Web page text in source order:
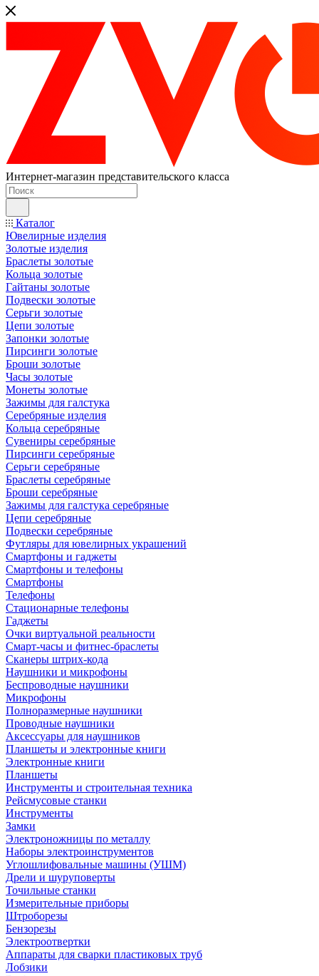
Интернет-магазин представительского класса
Каталог
Ювелирные изделия
Золотые изделия
Браслеты золотые
Кольца золотые
Гайтаны золотые
Подвески золотые
Серьги золотые
Цепи золотые
Запонки золотые
Пирсинги золотые
Броши золотые
Часы золотые
Монеты золотые
Зажимы для галстука
Серебряные изделия
Кольца серебряные
Сувениры серебряные
Пирсинги серебряные
Серьги серебряные
Браслеты серебряные
Броши серебряные
Зажимы для галстука серебряные
Цепи серебряные
Подвески серебряные
Футляры для ювелирных украшений
Смартфоны и гаджеты
Смартфоны и телефоны
Смартфоны
Телефоны
Стационарные телефоны
Гаджеты
Очки виртуальной реальности
Смарт-часы и фитнес-браслеты
Сканеры штрих-кода
Наушники и микрофоны
Беспроводные наушники
Микрофоны
Полноразмерные наушники
Проводные наушники
Аксессуары для наушников
Планшеты и электронные книги
Электронные книги
Планшеты
Инструменты и строительная техника
Рейсмусовые станки
Инструменты
Замки
Электроножницы по металлу
Наборы электроинструментов
Углошлифовальные машины (УШМ)
Дрели и шуруповерты
Точильные станки
Измерительные приборы
Штроборезы
Бензорезы
Электроотвертки
Аппараты для сварки пластиковых труб
Лобзики